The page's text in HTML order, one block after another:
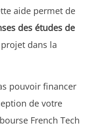
aide permet de
des études de
dans la
pouvoir financer
de votre
French Tech